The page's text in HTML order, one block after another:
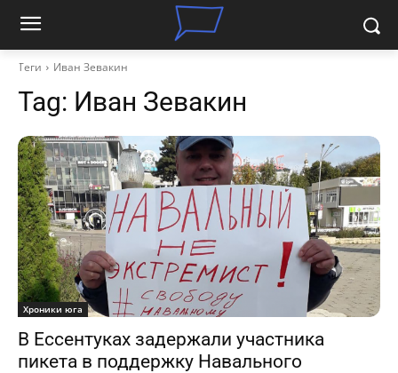
Теги Иван Зевакин
Tag: Иван Зевакин
Хроники юга
В Ессентуках задержали участника
пикета в поддержку Навального